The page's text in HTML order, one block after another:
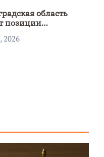
область
позиции
региона
2026